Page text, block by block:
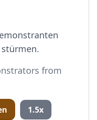
stürmen.
from
1.5x